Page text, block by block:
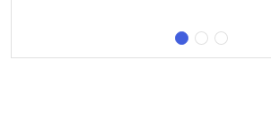
trasie znajdowała się m.in.